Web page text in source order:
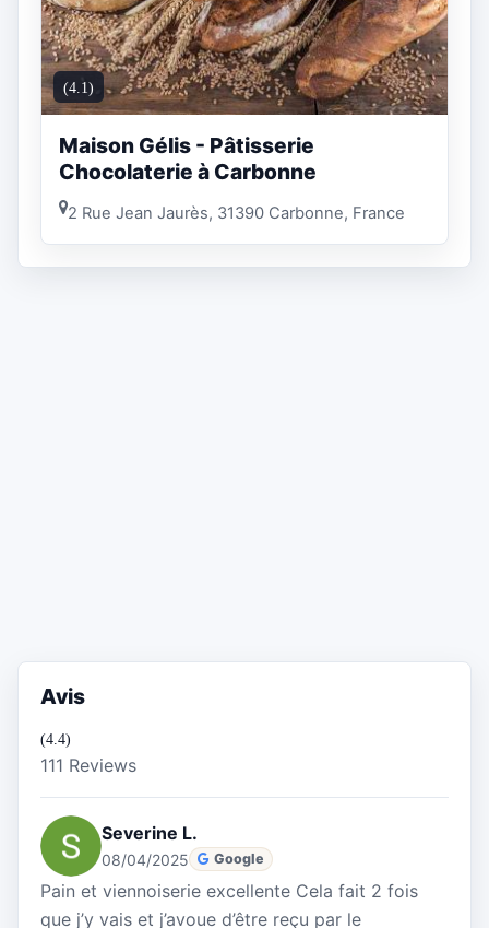
(4.1)
Maison Gélis - Pâtisserie
Chocolaterie à Carbonne
2 Rue Jean Jaurès, 31390 Carbonne, France
Avis
(4.4)
111 Reviews
Severine L.
08/04/2025 Google
Pain et viennoiserie excellente Cela fait 2 fois
que j’y vais et j’avoue d’être reçu par le